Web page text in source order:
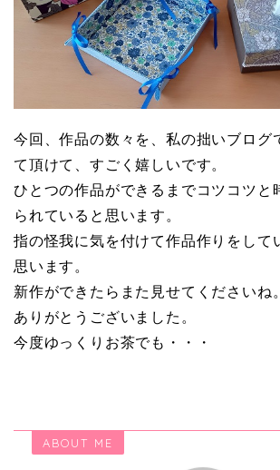
今回、作品の数々を、私の拙いブログ
て頂けて、すごく嬉しいです。
ひとつの作品ができるまでコツコツと
られていると思います。
指の怪我に気を付けて作品作りをして
思います。
新作ができたらまた見せてくださいね。
ありがとうございました。
今度ゆっくりお茶でも・・・
ABOUT ME